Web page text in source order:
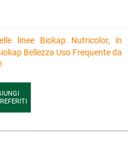
linee Biokap Nutricolor, in
Bellezza Uso Frequente da